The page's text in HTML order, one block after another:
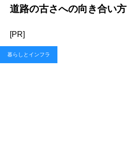
道路の古さへの向き合い方
[PR]
暮らしとインフラ